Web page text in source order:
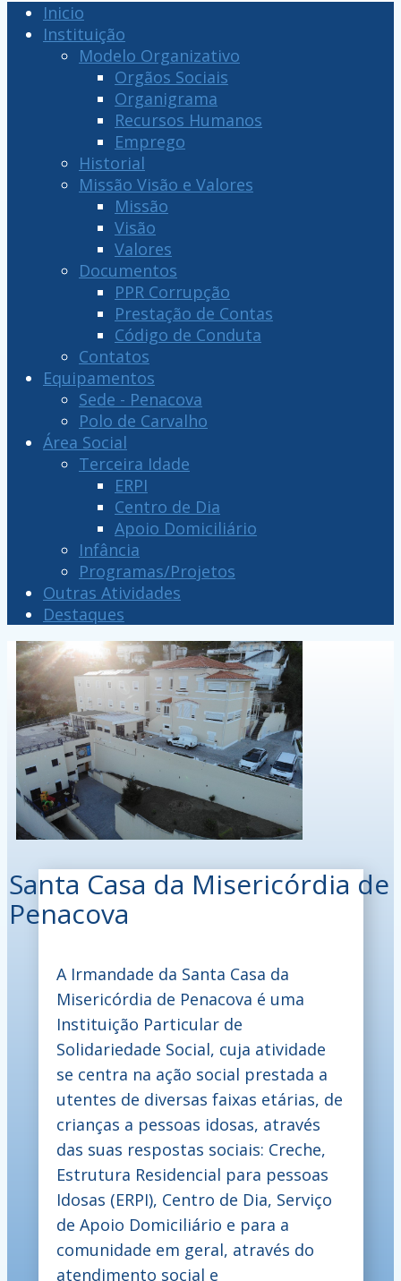
Inicio
Instituição
Modelo Organizativo
Orgãos Sociais
Organigrama
Recursos Humanos
Emprego
Historial
Missão Visão e Valores
Missão
Visão
Valores
Documentos
PPR Corrupção
Prestação de Contas
Código de Conduta
Contatos
Equipamentos
Sede - Penacova
Polo de Carvalho
Área Social
Terceira Idade
ERPI
Centro de Dia
Apoio Domiciliário
Infância
Programas/Projetos
Outras Atividades
Destaques
Santa Casa da Misericórdia de
Penacova
A Irmandade da Santa Casa da
Misericórdia de Penacova é uma
Instituição Particular de
Solidariedade Social, cuja atividade
se centra na ação social prestada a
utentes de diversas faixas etárias, de
crianças a pessoas idosas, através
das suas respostas sociais: Creche,
Estrutura Residencial para pessoas
Idosas (ERPI), Centro de Dia, Serviço
de Apoio Domiciliário e para a
comunidade em geral, através do
atendimento social e